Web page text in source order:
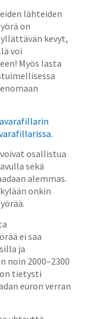
lähteiden
on
kevyt,
voi
Myös lasta
.
osallistua
sekä
alemmas.
onkin
ei saa
ja
noin 2000–2300
tietysti
euron verran